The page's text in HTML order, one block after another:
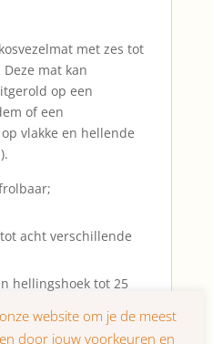
met zes tot
mat kan
op een
of een
vlakke en hellende
acht verschillende
hellingshoek tot 25
meter 15